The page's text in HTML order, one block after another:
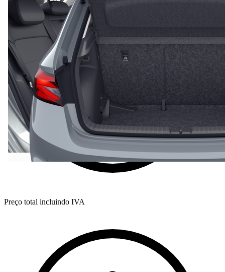
Preço total incluindo IVA